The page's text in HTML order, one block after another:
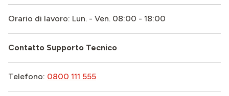
Orario di lavoro: Lun. - Ven. 08:00 - 18:00
Contatto Supporto Tecnico
Telefono: 0800 111 555